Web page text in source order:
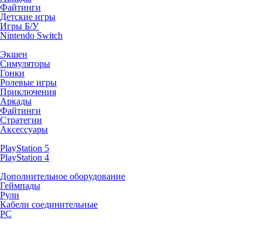
Файтинги
Детские игры
Игры Б/У
Nintendo Switch
Экшен
Симуляторы
Гонки
Ролевые игры
Приключения
Аркады
Файтинги
Стратегии
Аксессуары
PlayStation 5
PlayStation 4
Дополнительное оборудование
Геймпады
Рули
Кабели соединительные
PC